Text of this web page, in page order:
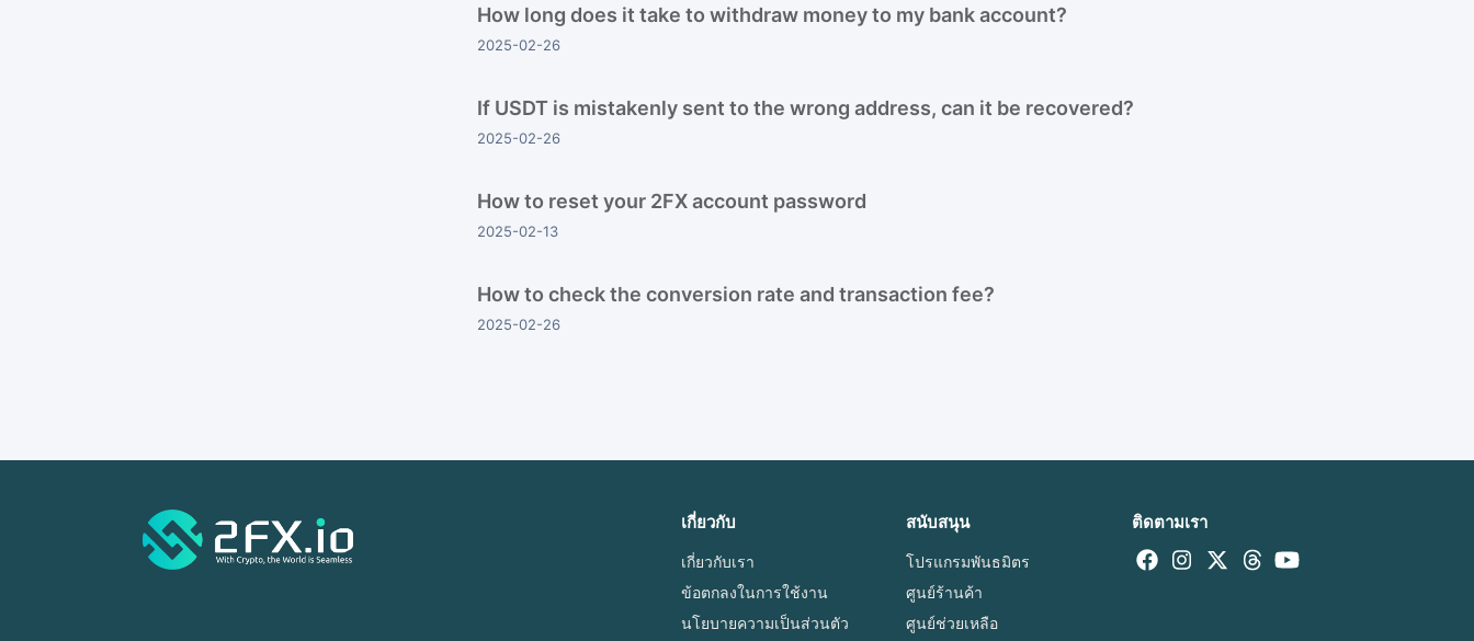
How long does it take to withdraw money to my bank account?
2025-02-26
If USDT is mistakenly sent to the wrong address, can it be recovered?
2025-02-26
How to reset your 2FX account password
2025-02-13
How to check the conversion rate and transaction fee?
2025-02-26
เกี่ยวกับ
เกี่ยวกับเรา
ข้อตกลงในการใช้งาน
นโยบายความเป็นส่วนตัว
สนับสนุน
โปรแกรมพันธมิตร
ศูนย์ร้านค้า
ศูนย์ช่วยเหลือ
ติดตามเรา